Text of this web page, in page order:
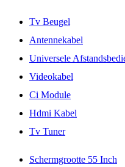
Tv Beugel
Antennekabel
Universele
Videokabel
Ci Module
Hdmi Kabel
Tv Tuner
Schermgrootte 55 Inch